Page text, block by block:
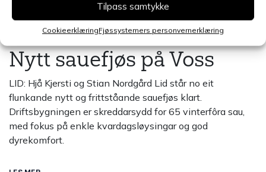
Tilpass samtykke
CookieerklæringFjøssystemers personvernerklæring
Nytt sauefjøs på Voss
LID: Hjå Kjersti og Stian Nordgård Lid står no eit
flunkande nytt og frittståande sauefjøs klart.
Driftsbygningen er skreddarsydd for 65 vinterfôra sau,
med fokus på enkle kvardagsløysingar og god
dyrekomfort.